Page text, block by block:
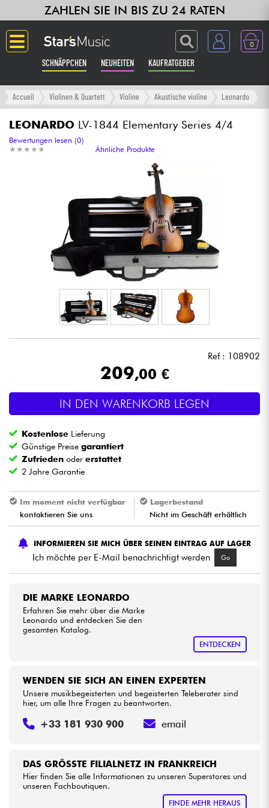
ZAHLEN SIE IN BIS ZU 24 RATEN
0
SCHNÄPPCHEN NEUHEITEN KAUFRATGEBER
Langue
Gitarre & Bass
Verstärker & Effekte
Synths & samplers
Studio
Mikros
Licht
Drums
Blasinstrumente
Violinen & Quartett
HiFi
Bundle
Accueil Violinen & Quartett Violine Akustische violine Leonardo
LEONARDO LV-1844 Elementary Series 4/4
★ ★ ★ ★ ★
★ ★ ★ ★ ★
Bewertungen lesen (0)
Ähnliche Produkte
Ref : 108902
209,00 €
IN DEN WARENKORB LEGEN
Kostenlose Lieferung
Günstige Preisegarantiert
Zufrieden odererstattet
2 Jahre Garantie
Im moment nicht verfügbar
kontaktieren Sie uns
Lagerbestand
Nicht im Geschäft erhältlich
INFORMIEREN SIE MICH ÜBER SEINEN EINTRAG AUF LAGER
Ich möchte per E-Mail benachrichtigt werden Go
DIE MARKE LEONARDO
Erfahren Sie mehr über die Marke
Leonardo und entdecken Sie den
gesamten Katalog.
ENTDECKEN
DAS GRÖSSTE FILIALNETZ IN FRANKREICH
Hier finden Sie alle Informationen zu unseren Superstores und
unseren Fachboutiquen.
FINDE MEHR HERAUS
WENDEN SIE SICH AN EINEN EXPERTEN
Unsere musikbegeisterten und begeisterten Teleberater sind
hier, um alle Ihre Fragen zu beantworten.
+33 181 930 900 email